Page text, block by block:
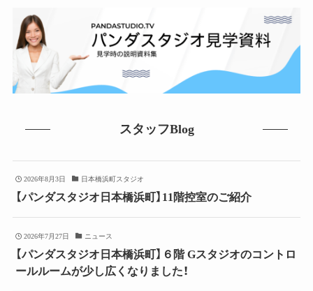
スタッフBlog
2026年8月3日 日本橋浜町スタジオ
【パンダスタジオ日本橋浜町】11階控室のご紹介
2026年7月27日 ニュース
【パンダスタジオ日本橋浜町】６階 Gスタジオのコントロ
ールルームが少し広くなりました！